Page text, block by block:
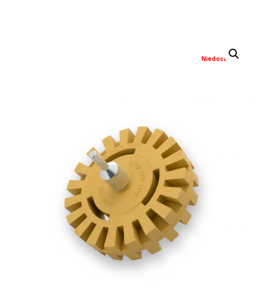
Niedostępny